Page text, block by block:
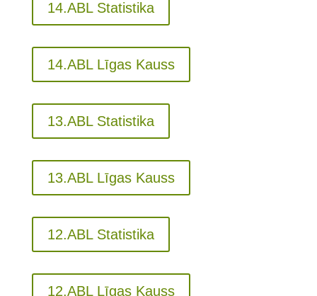
14.ABL Statistika
14.ABL Līgas Kauss
13.ABL Statistika
13.ABL Līgas Kauss
12.ABL Statistika
12.ABL Līgas Kauss